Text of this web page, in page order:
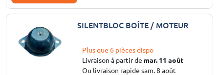
SILENTBLOC BOÎTE / MOTEUR
Plus que 6 pièces dispo
Livraison à partir de mar. 11 août
Ou livraison rapide sam. 8 août